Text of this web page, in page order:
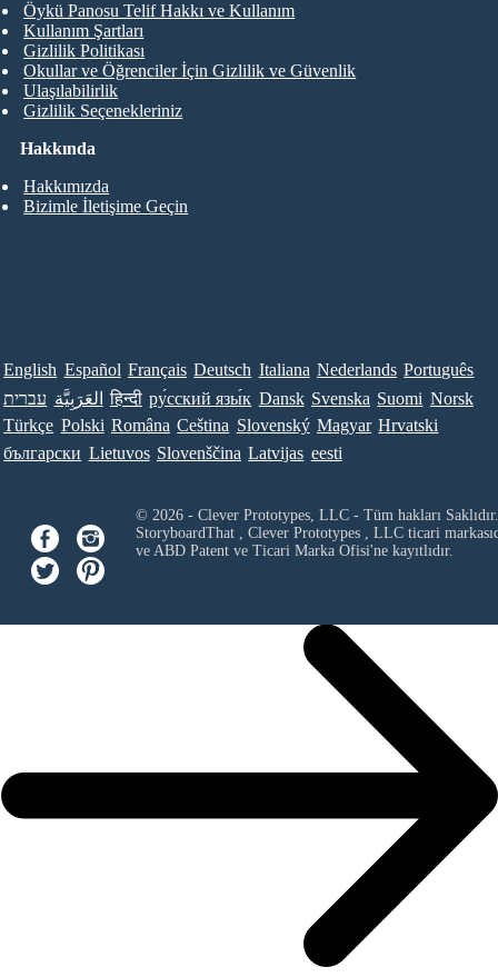
Hakkında
Hakkımızda
Bizimle İletişime Geçin
Öykü Panosu Telif Hakkı ve Kullanım
Kullanım Şartları
Gizlilik Politikası
Okullar ve Öğrenciler İçin Gizlilik ve Güvenlik
Ulaşılabilirlik
Gizlilik Seçenekleriniz
English Español Français Deutsch Italiana Nederlands Português
עברית العَرَبِيَّة हिन्दी ру́сский язы́к Dansk Svenska Suomi Norsk
Türkçe Polski Româna Ceština Slovenský Magyar Hrvatski
български Lietuvos Slovenščina Latvijas eesti
© 2026 - Clever Prototypes, LLC - Tüm hakları Saklıdır.
StoryboardThat , Clever Prototypes , LLCticari
ve ABD Patent ve Ticari Marka Ofisi'ne kayıtlıdır.